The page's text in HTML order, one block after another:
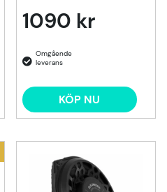
1090 kr
KÖP NU